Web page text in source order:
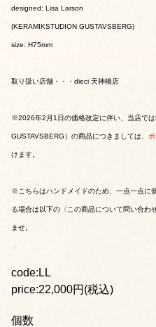
designed: Lisa Larson
(KERAMIKSTUDION GUSTAVSBERG)
size: H75mm
取り扱い店舗・・・dieci 天神橋店
※2026年2月1日の価格改定に伴い、当店で
GUSTAVSBERG）の商品につきましては、
けます。
※こちらはハンドメイドのため、一点一点に
る場合は以下の〈この商品について問い合わ
ませ。
code:LL
price:22,000円(税込)
個数